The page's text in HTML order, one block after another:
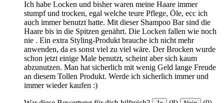
Ich habe Locken und bisher waren meine Haare immer
stumpf und trocken, egal welche teure Pflege, Öle, ecc ich
auch immer benutzt hatte. Mit dieser Shampoo Bar sind die
Haare bis in die Spitzen genährt. Die Locken fallen wie noch
nie . Ein extra Styling-Produkt brauche ich nicht mehr
anwenden, da es sonst viel zu viel wäre. Der Brocken wurde
schon jetzt einige Male benutzt, scheint aber sich kaum
abzunutzen. Man hat sicherlich mit wenig Geld lange Freude
an diesem Tollen Produkt. Werde ich sicherlich immer und
immer wieder kaufen :)